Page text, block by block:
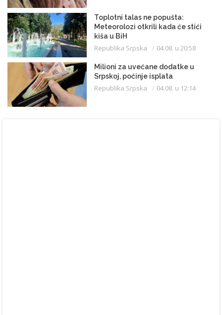
Toplotni talas ne popušta:
Meteorolozi otkrili kada će stići
kiša u BiH
Republika Srpska 04.08. u 20:58
Milioni za uvećane dodatke u
Srpskoj, počinje isplata
Republika Srpska 04.08. u 12:14